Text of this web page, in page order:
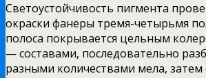
Светоустойчивость пигмента
окраски фанеры тремя-четырьмя
полоса по­крывается цельным
— составами, последовательно
разными количествами ме­ла, затем